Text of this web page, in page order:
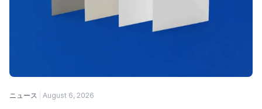
ニュース August 6, 2026